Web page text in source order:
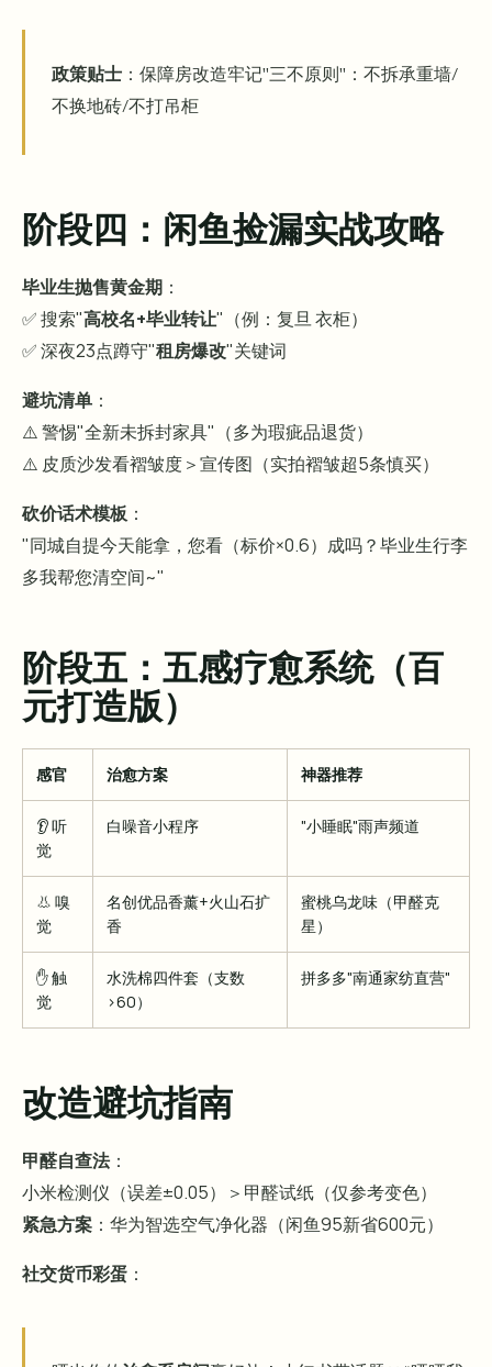
政策贴士 ：保障房改造牢记"三不原则"：不拆承重墙/
不换地砖/不打吊柜
阶段四：闲鱼捡漏实战攻略
毕业生抛售黄金期 ：
✅ 搜索"高校名+毕业转让"（例：复旦 衣柜）
✅ 深夜23点蹲守"租房爆改"关键词
避坑清单 ：
⚠️ 警惕"全新未拆封家具"（多为瑕疵品退货）
⚠️ 皮质沙发看褶皱度＞宣传图（实拍褶皱超5条慎买）
砍价话术模板 ：
"同城自提今天能拿，您看（标价×0.6）成吗？毕业生行李
多我帮您清空间~"
阶段五：五感疗愈系统（百
元打造版）
感官 治愈方案 神器推荐
👂 听
觉
白噪音小程序 "小睡眠"雨声频道
👃 嗅
觉
名创优品香薰+火山石扩
香
蜜桃乌龙味（甲醛克
星）
✋ 触
觉
水洗棉四件套（支数
>60）
拼多多"南通家纺直营"
改造避坑指南
甲醛自查法：
小米检测仪（误差±0.05）＞甲醛试纸（仅参考变色）
紧急方案 ：华为智选空气净化器（闲鱼95新省600元）
社交货币彩蛋 ：